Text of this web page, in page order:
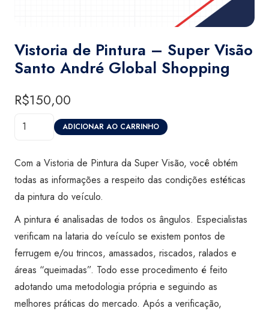
Vistoria de Pintura – Super Visão
Santo André Global Shopping
R$150,00
Vistoria
Super
Visão
Santo
André
Global
Shopping
quantidade
ADICIONAR AO CARRINHO
Com a Vistoria de Pintura da Super Visão, você obtém
todas as informações a respeito das condições estéticas
da pintura do veículo.
A pintura é analisadas de todos os ângulos. Especialistas
verificam na lataria do veículo se existem pontos de
ferrugem e/ou trincos, amassados, riscados, ralados e
áreas “queimadas”. Todo esse procedimento é feito
adotando uma metodologia própria e seguindo as
melhores práticas do mercado. Após a verificação,